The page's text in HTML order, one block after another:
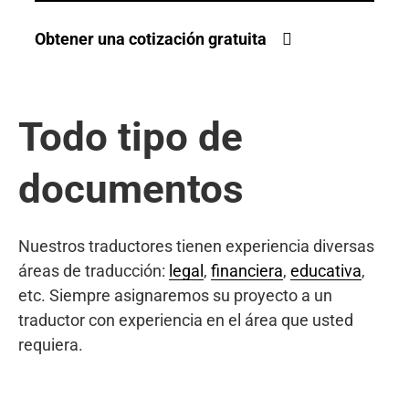
Obtener una cotización gratuita
Todo tipo de
documentos
Nuestros traductores tienen experiencia diversas
áreas de traducción: legal , financiera, educativa,
etc. Siempre asignaremos su proyecto a un
traductor con experiencia en el área que usted
requiera.